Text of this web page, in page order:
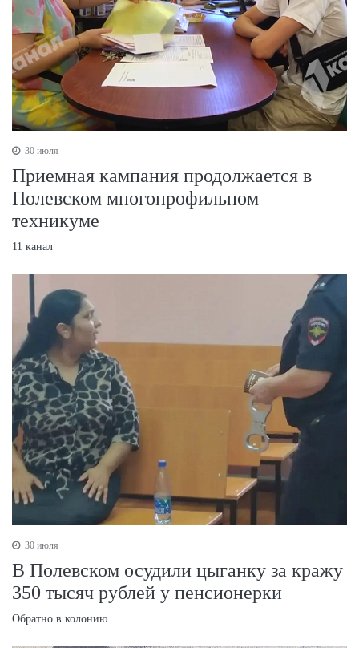
30 июля
Приемная кампания продолжается в
Полевском многопрофильном
техникуме
11 канал
30 июля
В Полевском осудили цыганку за кражу
350 тысяч рублей у пенсионерки
Обратно в колонию